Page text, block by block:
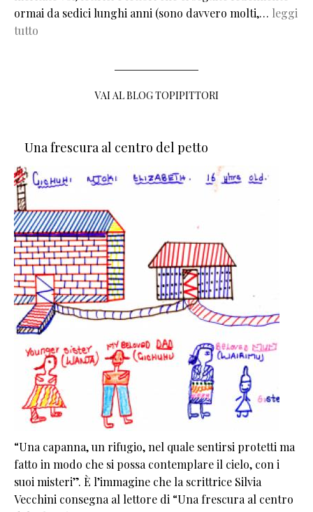
ormai da sedici lunghi anni (sono davvero molti,… leggi
tutto
VAI AL BLOG TOPIPITTORI
Una frescura al centro del petto
“Una capanna, un rifugio, nel quale sentirsi protetti ma
fatto in modo che si possa contemplare il cielo, con i
suoi misteri”. È l’immagine che la scrittrice Silvia
Vecchini consegna al lettore di “Una frescura al centro